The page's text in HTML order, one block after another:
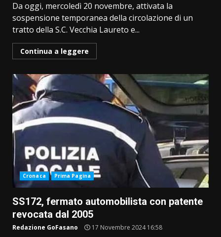
Da oggi, mercoledì 20 novembre, attivata la
sospensione temporanea della circolazione di un
tratto della S.C. Vecchia Laureto e...
Continua a leggere
Cronaca Prima Pagina
SS172, fermato automobilista con patente
revocata dal 2005
Redazione GoFasano 17 Novembre 2024 16:58